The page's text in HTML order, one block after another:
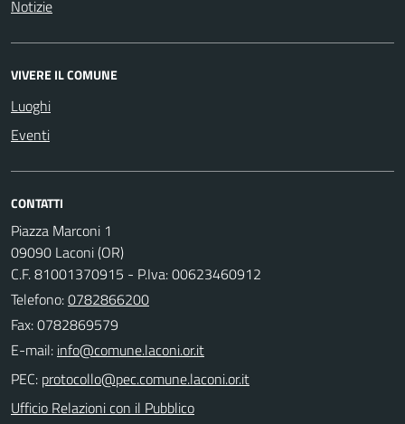
Notizie
VIVERE IL COMUNE
Luoghi
Eventi
CONTATTI
Piazza Marconi 1
09090 Laconi (OR)
C.F. 81001370915 - P.Iva: 00623460912
Telefono:0782866200
Fax: 0782869579
E-mail:
PEC:
Ufficio Relazioni con il Pubblico